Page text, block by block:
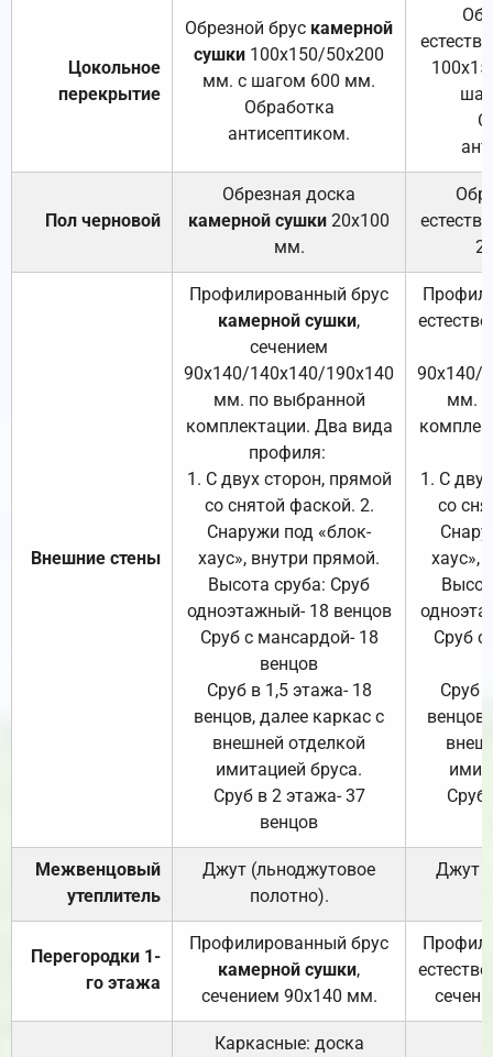
Цокольное
перекрытие
Обрезной брус камерной
сушки 100х150/50х200
мм. с шагом 600 мм.
Обработка
антисептиком.
Пол черновой
Обрезная доска
камерной сушки 20х100
мм.
Внешние стены
Профилированный брус
камерной сушки,
сечением
90х140/140х140/190х140
мм. по выбранной
комплектации. Два вида
профиля:
1. С двух сторон, прямой
со снятой фаской. 2.
Снаружи под «блок-
хаус», внутри прямой.
Высота сруба: Сруб
одноэтажный- 18 венцов
Сруб с мансардой- 18
венцов
Сруб в 1,5 этажа- 18
венцов, далее каркас с
внешней отделкой
имитацией бруса.
Сруб в 2 этажа- 37
венцов
90х140/
мм.
1. С
со
хаус»,
Сруб с
Сруб
Сруб
Межвенцовый
утеплитель
Джут (льноджутовое
полотно).
Джут
Перегородки 1-
го этажа
Профилированный брус
камерной сушки,
сечением 90х140 мм.
Каркасные: доска